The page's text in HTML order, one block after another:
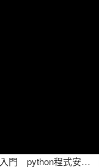
數值分析－曾正男 2-0 基礎python程式入門 python程式安裝教學